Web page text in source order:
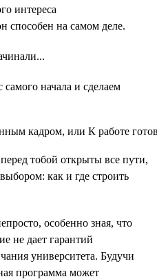
интереса
способен на самом деле.
начала и сделаем
тобой открыты все пути,
как и где строить
особенно зная, что
не дает гарантий
университета. Будучи
программа может